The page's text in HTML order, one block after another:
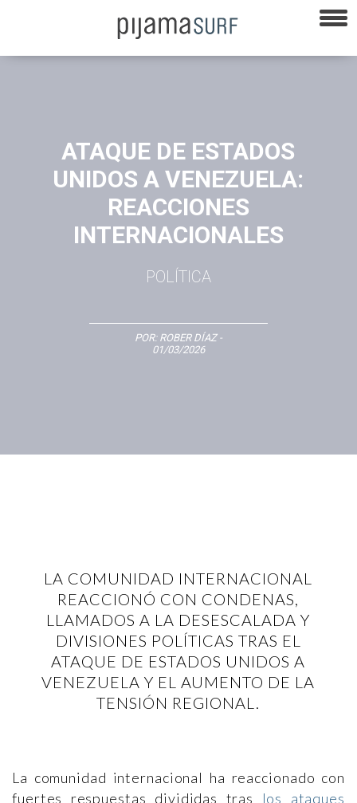
ATAQUE DE ESTADOS
UNIDOS A VENEZUELA:
REACCIONES
INTERNACIONALES
POLÍTICA
POR: ROBER DÍAZ-
01/03/2026
LA COMUNIDAD INTERNACIONAL
REACCIONÓ CON CONDENAS,
LLAMADOS A LA DESESCALADA Y
DIVISIONES POLÍTICAS TRAS EL
ATAQUE DE ESTADOS UNIDOS A
VENEZUELA Y EL AUMENTO DE LA
TENSIÓN REGIONAL.
La comunidad internacional ha reaccionado con
fuertes respuestas divididas tras
los ataques